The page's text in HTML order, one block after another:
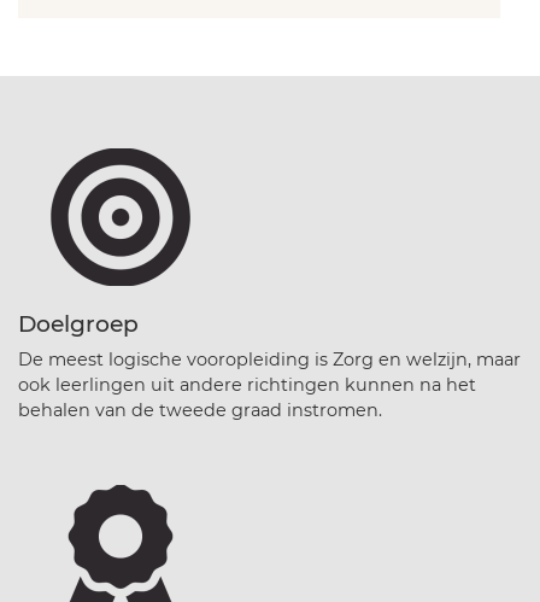
Doelgroep
De meest logische vooropleiding is Zorg en welzijn, maar
ook leerlingen uit andere richtingen kunnen na het
behalen van de tweede graad instromen.